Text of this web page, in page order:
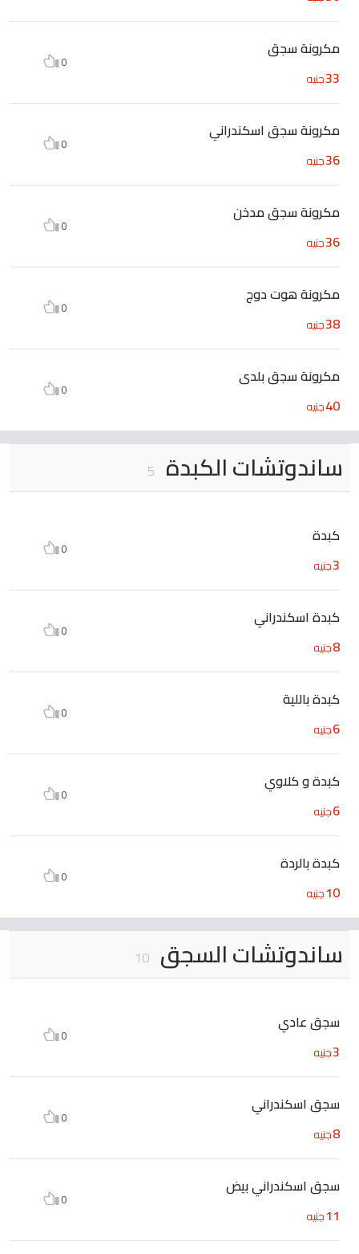
مكرونة سجق
33جنيه
0
مكرونة سجق اسكندراني
36جنيه
0
مكرونة سجق مدخن
36جنيه
0
مكرونة هوت دوج
38جنيه
0
مكرونة سجق بلدى
40جنيه
0
ساندوتشات الكبدة 5
كبدة
3جنيه
0
كبدة اسكندراني
8جنيه
0
كبدة باللية
6جنيه
0
كبدة و كلاوي
6جنيه
0
كبدة بالردة
10جنيه
0
ساندوتشات السجق 10
سجق عادي
3جنيه
0
سجق اسكندراني
8جنيه
0
سجق اسكندراني بيض
11جنيه
0